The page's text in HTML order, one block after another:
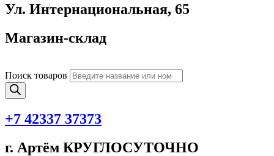
Ул. Интернациональная, 65
Магазин-склад
Поиск товаров
+7 42337 37373
г. Артём КРУГЛОСУТОЧНО